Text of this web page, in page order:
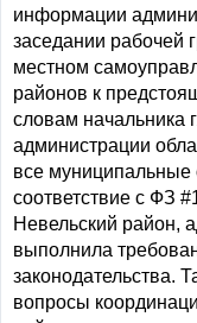
информации
заседании рабочей
местном
районов к
словам начальника
администрации
все муниципальные
соответствие с ФЗ
Невельский район,
выполнила
законодательства.
вопросы